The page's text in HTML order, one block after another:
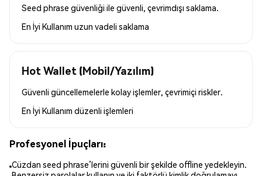
Seed phrase güvenliği ile güvenli, çevrimdışı saklama.
En İyi Kullanım uzun vadeli saklama
Hot Wallet (Mobil/Yazılım)
Güvenli güncellemelerle kolay işlemler, çevrimiçi riskler.
En İyi Kullanım düzenli işlemleri
Profesyonel İpuçları:
Cüzdan seed phrase’lerini güvenli bir şekilde offline yedekleyin.